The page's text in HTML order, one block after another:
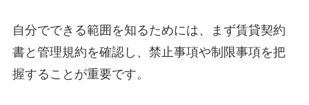
自分でできる範囲を知るためには、まず賃貸契約
書と管理規約を確認し、禁止事項や制限事項を把
握することが重要です。